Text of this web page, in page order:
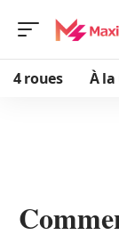
4 roues À